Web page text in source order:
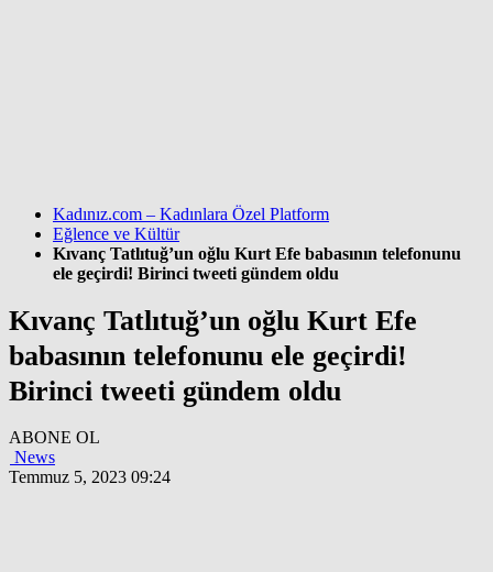
Kadınız.com – Kadınlara Özel Platform
Eğlence ve Kültür
Kıvanç Tatlıtuğ’un oğlu Kurt Efe babasının telefonunu
ele geçirdi! Birinci tweeti gündem oldu
Kıvanç Tatlıtuğ’un oğlu Kurt Efe
babasının telefonunu ele geçirdi!
Birinci tweeti gündem oldu
ABONE OL
News
Temmuz 5, 2023 09:24